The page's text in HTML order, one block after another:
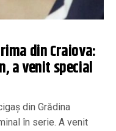
din Craiova:
a venit special
din Grădina
în serie. A venit